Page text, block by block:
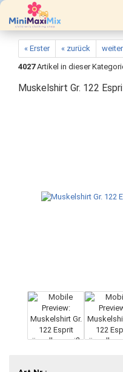
« Erster « zurück
4027Artikel in dieser
Muskelshirt Gr. 122